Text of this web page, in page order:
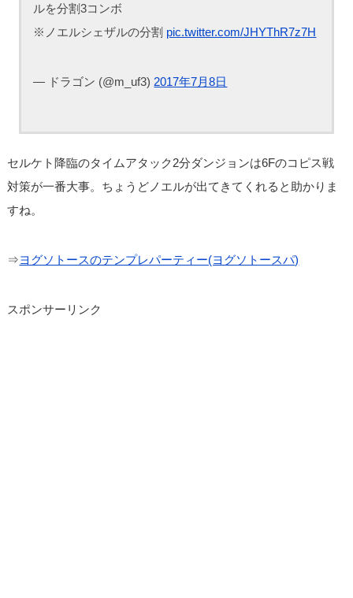
ルを分割3コンボ
※ノエルシェザルの分割 pic.twitter.com/JHYThR7z7H
— ドラゴン (@m_uf3) 2017年7月8日
セルケト降臨のタイムアタック2分ダンジョンは6Fのコピス戦
対策が一番大事。ちょうどノエルが出てきてくれると助かりま
すね。
⇒ヨグソトースのテンプレパーティー(ヨグソトースパ)
スポンサーリンク